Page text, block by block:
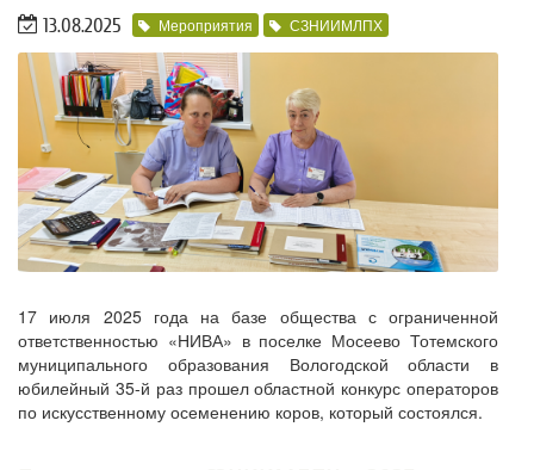
13.08.2025 Мероприятия СЗНИИМЛПХ
17 июля 2025 года на базе общества с ограниченной
ответственностью «НИВА» в поселке Мосеево Тотемского
муниципального образования Вологодской области в
юбилейный 35-й раз прошел областной конкурс операторов
по искусственному осеменению коров, который состоялся.